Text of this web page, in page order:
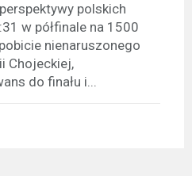
polskich
w półfinale na 1500
nienaruszonego
Chojeckiej,
do finału i...